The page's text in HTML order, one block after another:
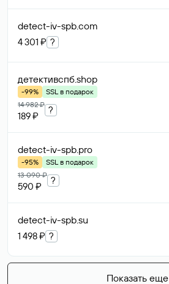
detect-iv-spb.com
4 301 ₽ ?
детективспб.shop
-99%
SSL в подарок
14 982 ₽
189 ₽
?
detect-iv-spb.pro
-95%
SSL в подарок
13 090 ₽
590 ₽
?
detect-iv-spb.su
1 498 ₽ ?
Показать еще